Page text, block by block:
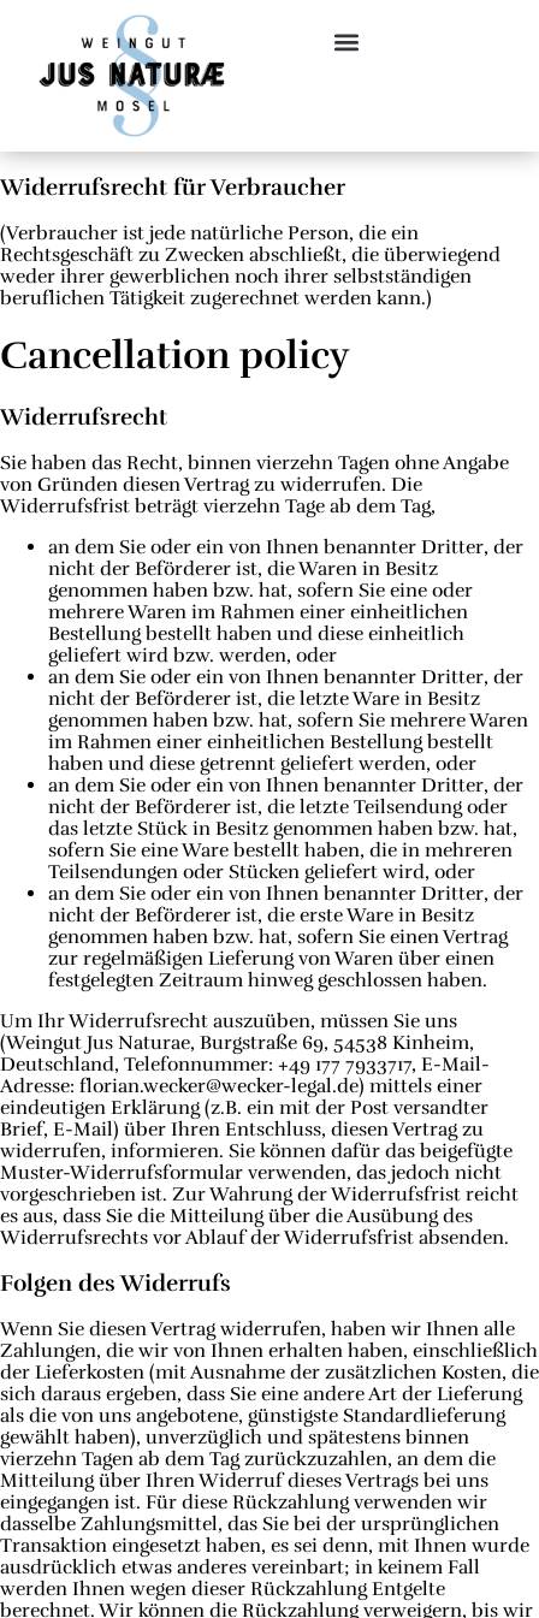
Widerrufsrecht für Verbraucher
(Verbraucher ist jede natürliche Person, die ein
Rechtsgeschäft zu Zwecken abschließt, die überwiegend
weder ihrer gewerblichen noch ihrer selbstständigen
beruflichen Tätigkeit zugerechnet werden kann.)
Cancellation policy
Widerrufsrecht
Sie haben das Recht, binnen vierzehn Tagen ohne Angabe
von Gründen diesen Vertrag zu widerrufen. Die
Widerrufsfrist beträgt vierzehn Tage ab dem Tag,
an dem Sie oder ein von Ihnen benannter Dritter, der
nicht der Beförderer ist, die Waren in Besitz
genommen haben bzw. hat, sofern Sie eine oder
mehrere Waren im Rahmen einer einheitlichen
Bestellung bestellt haben und diese einheitlich
geliefert wird bzw. werden, oder
an dem Sie oder ein von Ihnen benannter Dritter, der
nicht der Beförderer ist, die letzte Ware in Besitz
genommen haben bzw. hat, sofern Sie mehrere Waren
im Rahmen einer einheitlichen Bestellung bestellt
haben und diese getrennt geliefert werden, oder
an dem Sie oder ein von Ihnen benannter Dritter, der
nicht der Beförderer ist, die letzte Teilsendung oder
das letzte Stück in Besitz genommen haben bzw. hat,
sofern Sie eine Ware bestellt haben, die in mehreren
Teilsendungen oder Stücken geliefert wird, oder
an dem Sie oder ein von Ihnen benannter Dritter, der
nicht der Beförderer ist, die erste Ware in Besitz
genommen haben bzw. hat, sofern Sie einen Vertrag
zur regelmäßigen Lieferung von Waren über einen
festgelegten Zeitraum hinweg geschlossen haben.
Um Ihr Widerrufsrecht auszuüben, müssen Sie uns
(Weingut Jus Naturae, Burgstraße 69, 54538 Kinheim,
Deutschland, Telefonnummer: +49 177 7933717, E-Mail-
Adresse: florian.wecker@wecker-legal.de) mittels einer
eindeutigen Erklärung (z.B. ein mit der Post versandter
Brief, E-Mail) über Ihren Entschluss, diesen Vertrag zu
widerrufen, informieren. Sie können dafür das beigefügte
Muster-Widerrufsformular verwenden, das jedoch nicht
vorgeschrieben ist. Zur Wahrung der Widerrufsfrist reicht
es aus, dass Sie die Mitteilung über die Ausübung des
Widerrufsrechts vor Ablauf der Widerrufsfrist absenden.
Folgen des Widerrufs
Wenn Sie diesen Vertrag widerrufen, haben wir Ihnen alle
Zahlungen, die wir von Ihnen erhalten haben, einschließlich
der Lieferkosten (mit Ausnahme der zusätzlichen Kosten, die
sich daraus ergeben, dass Sie eine andere Art der Lieferung
als die von uns angebotene, günstigste Standardlieferung
gewählt haben), unverzüglich und spätestens binnen
vierzehn Tagen ab dem Tag zurückzuzahlen, an dem die
Mitteilung über Ihren Widerruf dieses Vertrags bei uns
eingegangen ist. Für diese Rückzahlung verwenden wir
dasselbe Zahlungsmittel, das Sie bei der ursprünglichen
Transaktion eingesetzt haben, es sei denn, mit Ihnen wurde
ausdrücklich etwas anderes vereinbart; in keinem Fall
werden Ihnen wegen dieser Rückzahlung Entgelte
berechnet. Wir können die Rückzahlung verweigern, bis wir